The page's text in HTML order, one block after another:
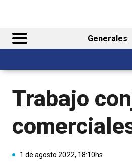
Generales
Trabajo
1 de agosto 2022, 18:10hs